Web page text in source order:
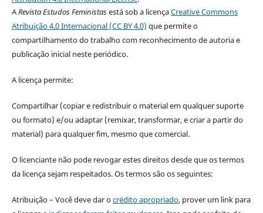
ARevista Estudos Feministasestá sob a licençaCreative Commons
Atribuição 4.0 Internacional (CC BY 4.0) que permite o
compartilhamento do trabalho com reconhecimento de autoria e
publicação inicial neste periódico.
A licença permite:
Compartilhar (copiar e redistribuir o material em qualquer suporte
ou formato) e/ou adaptar (remixar, transformar, e criar a partir do
material) para qualquer fim, mesmo que comercial.
O licenciante não pode revogar estes direitos desde que os termos
da licença sejam respeitados. Os termos são os seguintes:
Atribuição – Você deve dar ocrédito apropriado, prover um link para